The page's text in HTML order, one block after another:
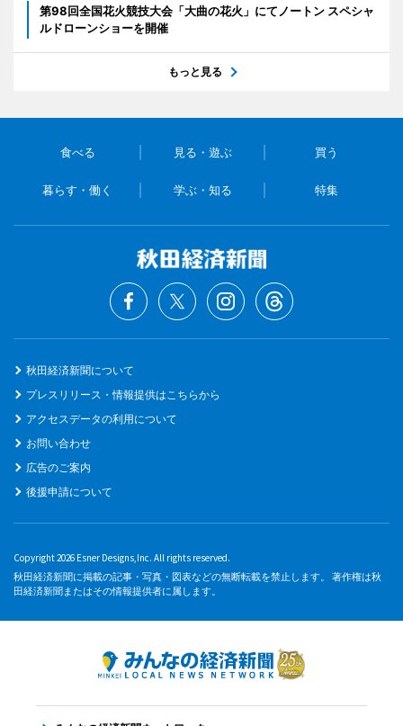
第98回全国花火競技大会「大曲の花火」にてノートン スペシャ
ルドローンショーを開催
もっと見る
食べる 見る・遊ぶ 買う
暮らす・働く 学ぶ・知る 特集
秋田経済新聞について
プレスリリース・情報提供はこちらから
アクセスデータの利用について
お問い合わせ
広告のご案内
後援申請について
Copyright 2026 Esner Designs,Inc. All rights reserved.
秋田経済新聞に掲載の記事・写真・図表などの無断転載を禁止します。 著作権は秋
田経済新聞またはその情報提供者に属します。